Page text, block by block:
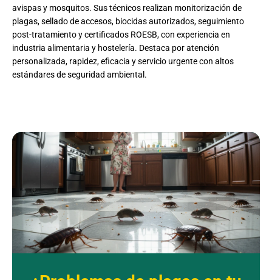
avispas y mosquitos. Sus técnicos realizan monitorización de
plagas, sellado de accesos, biocidas autorizados, seguimiento
post-tratamiento y certificados ROESB, con experiencia en
industria alimentaria y hostelería. Destaca por atención
personalizada, rapidez, eficacia y servicio urgente con altos
estándares de seguridad ambiental.